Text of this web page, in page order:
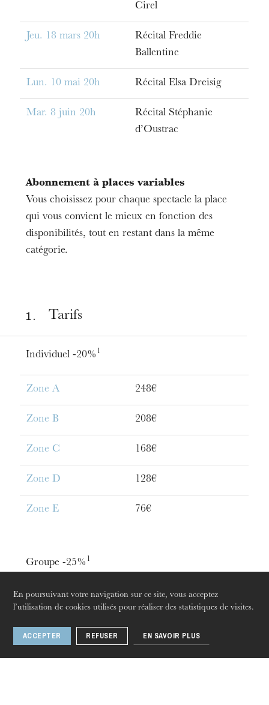
En poursuivant votre navigation sur ce site, vous acceptez
l’utilisation de cookies utilisés pour réaliser des statistiques de visites.
ACCEPTER REFUSER EN SAVOIR PLUS
L’OnR avec vous
Cirel
Jeu. 18 mars 20h
Récital Freddie
Ballentine
Lun. 10 mai 20h Récital Elsa Dreisig
Mar. 8 juin 20h
Récital Stéphanie
d’Oustrac
Abonnement à places variables
Vous choisissez pour chaque spectacle la place
qui vous convient le mieux en fonction des
disponibilités, tout en restant dans la même
catégorie.
1 . Tarifs
Individuel -20% 1
Zone A 248€
Zone B 208€
Zone C 168€
Zone D 128€
Zone E 76€
Groupe -25% 1
Zone A 233€
Zone B
Zone C 158€